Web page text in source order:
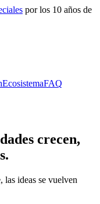
por los 10 años de
EcosistemaFAQ
crecen,
.
las ideas se vuelven